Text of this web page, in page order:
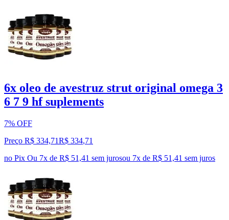
6x oleo de avestruz strut original omega 3
6 7 9 hf suplements
7% OFF
Preço R$ 334,71R$ 334,71
no Pix Ou 7x de R$ 51,41 sem jurosou 7x de R$ 51,41 sem juros